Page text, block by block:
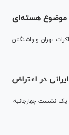
موضوع هسته‌ای
تهران و واشنگتن
در اعتراض
یک نشست چهارجانبه